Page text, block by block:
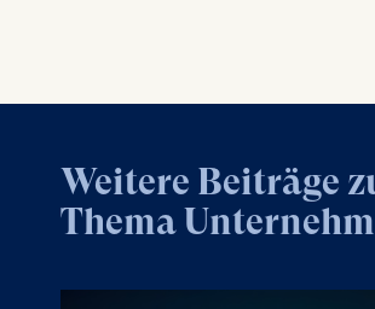
Weitere Beiträge
Thema